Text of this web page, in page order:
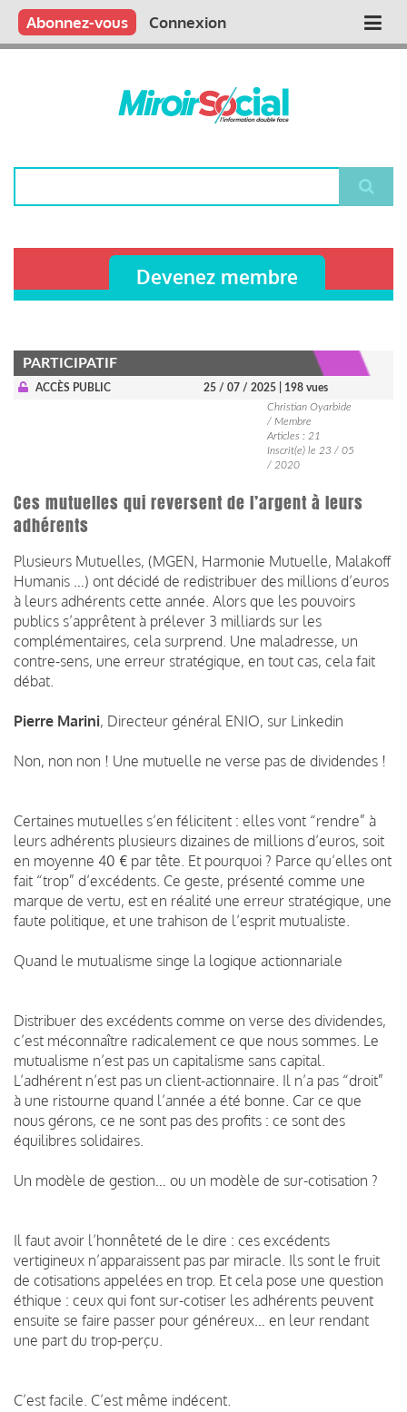
Aller
contenu
Main
Qui sommes nous ?
Vous publiez
Nous publions
Contactez-nous
Abonnez-vous Connexion
Devenez membre
PARTICIPATIF
ACCÈS PUBLIC 25 / 07 / 2025
| 198 vues
Christian Oyarbide
/ Membre
Articles : 21
Inscrit(e) le 23 / 05
/ 2020
Ces mutuelles qui reversent de l’argent à leurs
adhérents
Plusieurs Mutuelles, (MGEN, Harmonie Mutuelle, Malakoff
Humanis …) ont décidé de redistribuer des millions d’euros
à leurs adhérents cette année. Alors que les pouvoirs
publics s’apprêtent à prélever 3 milliards sur les
complémentaires, cela surprend. Une maladresse, un
contre-sens, une erreur stratégique, en tout cas, cela fait
débat.
Pierre Marini, Directeur général ENIO, sur Linkedin
Non, non non ! Une mutuelle ne verse pas de dividendes !
Certaines mutuelles s’en félicitent : elles vont “rendre” à
leurs adhérents plusieurs dizaines de millions d’euros, soit
en moyenne 40 € par tête. Et pourquoi ? Parce qu’elles ont
fait “trop” d’excédents. Ce geste, présenté comme une
marque de vertu, est en réalité une erreur stratégique, une
faute politique, et une trahison de l’esprit mutualiste.
Quand le mutualisme singe la logique actionnariale
Distribuer des excédents comme on verse des dividendes,
c’est méconnaître radicalement ce que nous sommes. Le
mutualisme n’est pas un capitalisme sans capital.
L’adhérent n’est pas un client-actionnaire. Il n’a pas “droit”
à une ristourne quand l’année a été bonne. Car ce que
nous gérons, ce ne sont pas des profits : ce sont des
équilibres solidaires.
Un modèle de gestion… ou un modèle de sur-cotisation ?
Il faut avoir l’honnêteté de le dire : ces excédents
vertigineux n’apparaissent pas par miracle. Ils sont le fruit
de cotisations appelées en trop. Et cela pose une question
éthique : ceux qui font sur-cotiser les adhérents peuvent
ensuite se faire passer pour généreux… en leur rendant
une part du trop-perçu.
C’est facile. C’est même indécent.